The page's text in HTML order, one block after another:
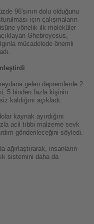
96'sının dolu olduğunu
için çalışmaların
yönelik ilk moleküler
Ghebreyesus,
mücadelede önemli
gelen depremlerde 2
5 binden fazla kişinin
kaldığını açıkladı.
kaynak ayırdığını
acil tıbbi malzeme sevk
gönderileceğini söyledi.
ağırlaştırarak, insanların
sistemini daha da